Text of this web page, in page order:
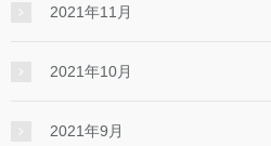
2021年11月
2021年10月
2021年9月